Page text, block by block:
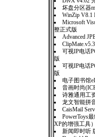
坏盘分区器
WinZip V8.1
Microsoft
整正式版
Advanced
可视IP电话
版
可视IP电话
版
电子图书馆
音画时尚
诗雅通用工
龙文智能拼
CaisMail
PowerToys
XP的增强工具）
新闻即时听